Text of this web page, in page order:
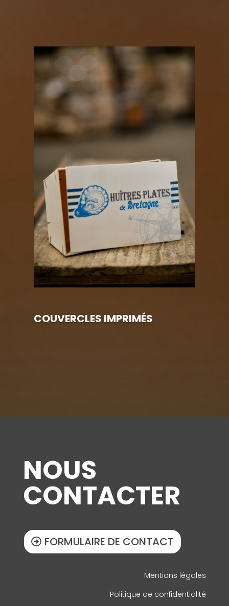
COUVERCLES IMPRIMÉS
NOUS
CONTACTER
FORMULAIRE DE CONTACT
Mentions légales
Politique de confidentialité